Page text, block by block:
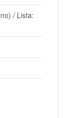
/ Lista: